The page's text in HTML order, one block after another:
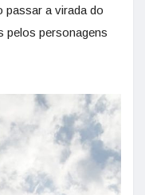
passar a virada do
pelos personagens